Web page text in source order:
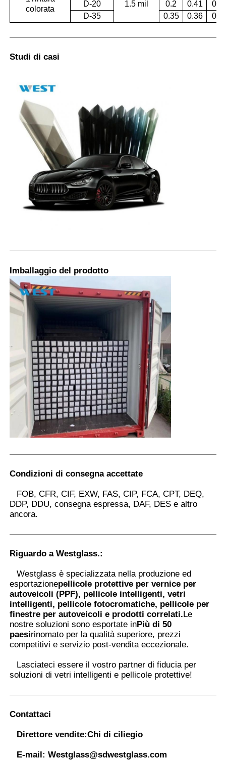
colorata
1.5 mil
D-20 0.2 0.41
D-35
0.35 0.36
Studi di casi
Imballaggio del prodotto
Condizioni di consegna accettate
FOB, CFR, CIF, EXW, FAS, CIP, FCA, CPT, DEQ,
DDP, DDU, consegna espressa, DAF, DES e altro
ancora.
Riguardo a Westglass.:
Westglass è specializzata nella produzione ed
esportazionepellicole protettive per vernice per
autoveicoli (PPF), pellicole intelligenti, vetri
intelligenti, pellicole fotocromatiche, pellicole per
finestre per autoveicoli e prodotti correlati.Le
nostre soluzioni sono esportate inPiù di 50
paesirinomato per la qualità superiore, prezzi
competitivi e servizio post-vendita eccezionale.
Lasciateci essere il vostro partner di fiducia per
soluzioni di vetri intelligenti e pellicole protettive!
Contattaci
Direttore vendite:Chi di ciliegio
E-mail: Westglass@sdwestglass.com